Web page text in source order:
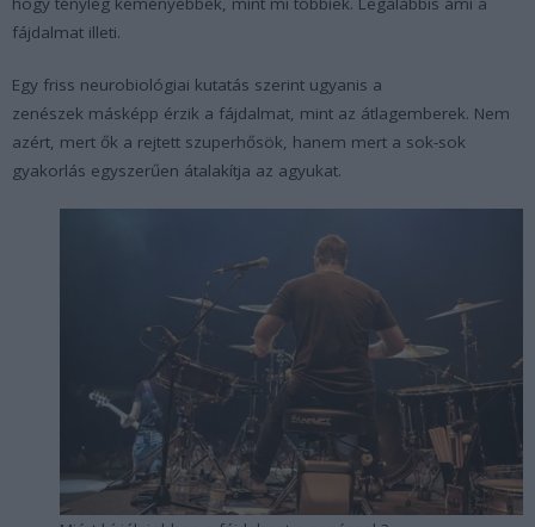
fájdalmat illeti.
Egy friss neurobiológiai kutatás szerint ugyanis a
zenészek másképp érzik a fájdalmat, mint az átlagemberek. Nem
azért, mert ők a rejtett szuperhősök, hanem mert a sok-sok
gyakorlás egyszerűen átalakítja az agyukat.